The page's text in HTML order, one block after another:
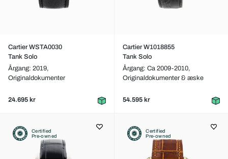
Cartier WSTA0030
Tank Solo
Årgang: 2019,
Originaldokumenter
24.695 kr
Cartier W1018855
Tank Solo
Årgang: Ca 2009-2010,
Originaldokumenter & æske
54.595 kr
Certified
Pre-owned
Certified
Pre-owned